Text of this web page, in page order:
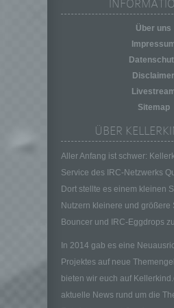
Über uns
Disclaimer
Sitemap
ÜBER
Aller Anfang ist schwer:
Service des IRC-Netzwerks
Dort stellte es einem kleinen
Nutzern kleinere und größere
Bouncer und IRC-Eggdrops
In 2014 gab es eine
Projektes auf neue
bieten wir euch auf
aktuelle News rund um die
personenbezogener
auf welche die
Informationen nicht
betroffenen Person
können, sofern diese
Informationen
und technischen und
dass die
natürlichen Person
g) Verantwortlicher
Verantwortlicher
Verantwortlicher oder
Verantwortlicher ist die
oder andere Stelle, die
gemeinsam mit
und Mittel der
personenbezogenen